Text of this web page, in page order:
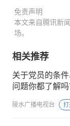
免责声明
本文来自腾讯新
场。
相关推荐
关于党员的条
问题你都了解吗
陵水广播电视台 打